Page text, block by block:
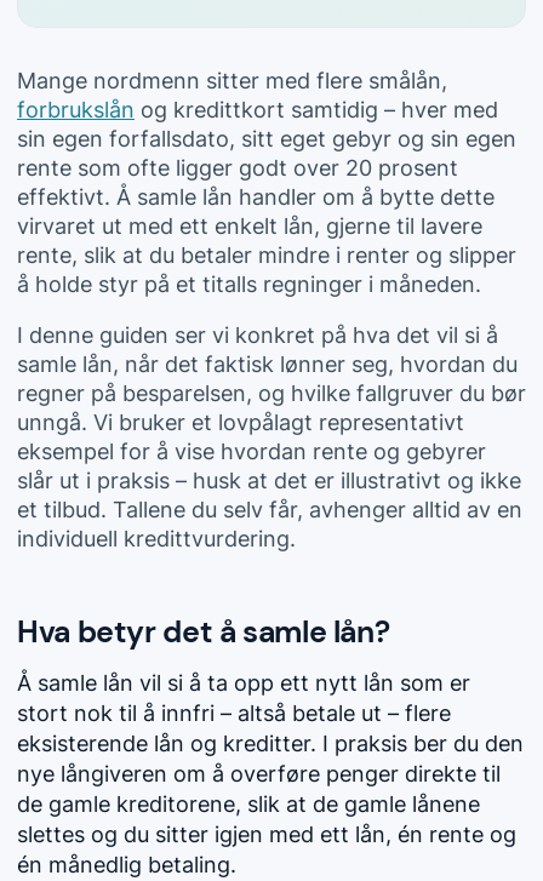
Mange nordmenn sitter med flere smålån,
forbrukslån og kredittkort samtidig – hver med
sin egen forfallsdato, sitt eget gebyr og sin egen
rente som ofte ligger godt over 20 prosent
effektivt. Å samle lån handler om å bytte dette
virvaret ut med ett enkelt lån, gjerne til lavere
rente, slik at du betaler mindre i renter og slipper
å holde styr på et titalls regninger i måneden.
I denne guiden ser vi konkret på hva det vil si å
samle lån, når det faktisk lønner seg, hvordan du
regner på besparelsen, og hvilke fallgruver du bør
unngå. Vi bruker et lovpålagt representativt
eksempel for å vise hvordan rente og gebyrer
slår ut i praksis – husk at det er illustrativt og ikke
et tilbud. Tallene du selv får, avhenger alltid av en
individuell kredittvurdering.
Hva betyr det å samle lån?
Å samle lån vil si å ta opp ett nytt lån som er
stort nok til å innfri – altså betale ut – flere
eksisterende lån og kreditter. I praksis ber du den
nye långiveren om å overføre penger direkte til
de gamle kreditorene, slik at de gamle lånene
slettes og du sitter igjen med ett lån, én rente og
én månedlig betaling.